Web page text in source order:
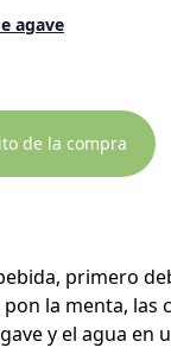
agave
de la compra
primero
la menta, las
y el agua en